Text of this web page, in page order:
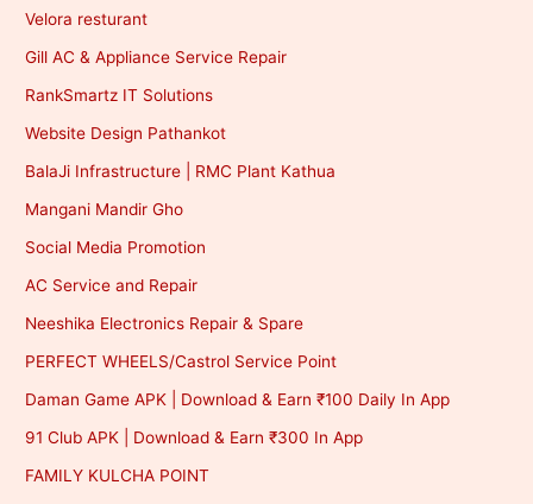
Velora resturant
Gill AC & Appliance Service Repair
RankSmartz IT Solutions
Website Design Pathankot
BalaJi Infrastructure | RMC Plant Kathua
Mangani Mandir Gho
Social Media Promotion
AC Service and Repair
Neeshika Electronics Repair & Spare
PERFECT WHEELS/Castrol Service Point
Daman Game APK | Download & Earn ₹100 Daily In App
91 Club APK | Download & Earn ₹300 In App
FAMILY KULCHA POINT